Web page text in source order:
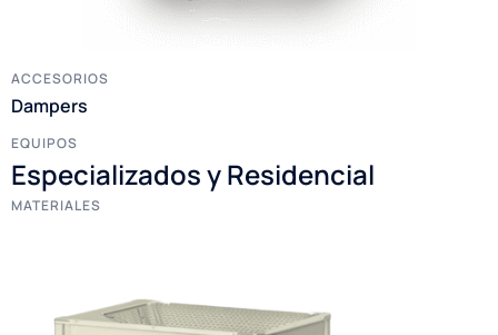
ACCESORIOS
Dampers
EQUIPOS
Especializados y Residencial
MATERIALES